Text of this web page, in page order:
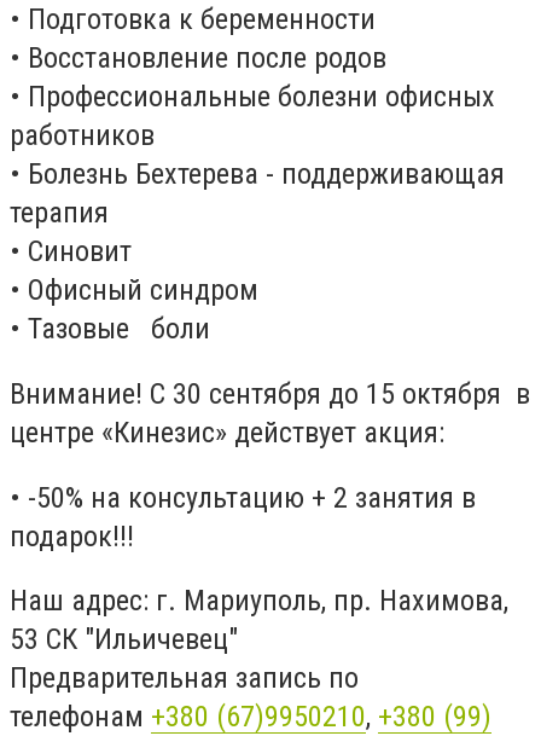
• Подготовка к беременности
• Восстановление после родов
• Профессиональные болезни офисных
работников
• Болезнь Бехтерева - поддерживающая
терапия
• Синовит
• Офисный синдром
• Тазовые боли
Внимание! С 30 сентября до 15 октября в
центре «Кинезис» действует акция:
• -50% на консультацию + 2 занятия в
подарок!!!
Наш адрес: г. Мариуполь, пр. Нахимова,
53 СК "Ильичевец"
Предварительная запись по
телефонам +380 (67)9950210, +380 (99)